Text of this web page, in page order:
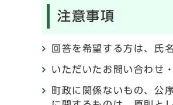
注意事項
回答を希望する方は、氏
いただいたお問い合わせ
町政に関係ないもの、公